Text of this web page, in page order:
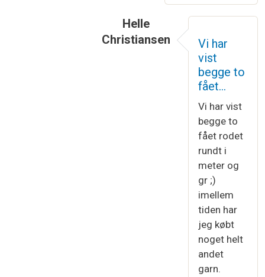
Helle
Christiansen
Efter hvad jeg kan
Vi har
vist
begge to
fået…
Vi har vist
begge to
fået rodet
rundt i
meter og
gr ;)
imellem
tiden har
jeg købt
noget helt
andet
garn.